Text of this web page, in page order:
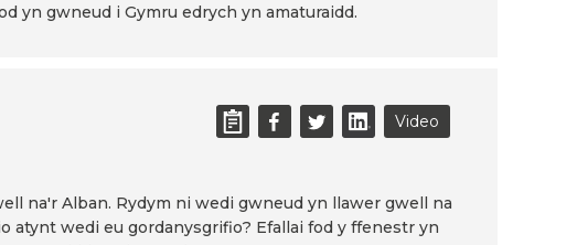
yn gwneud i Gymru edrych yn amaturaidd.
Video
na'r Alban. Rydym ni wedi gwneud yn llawer gwell na
atynt wedi eu gordanysgrifio? Efallai fod y ffenestr yn